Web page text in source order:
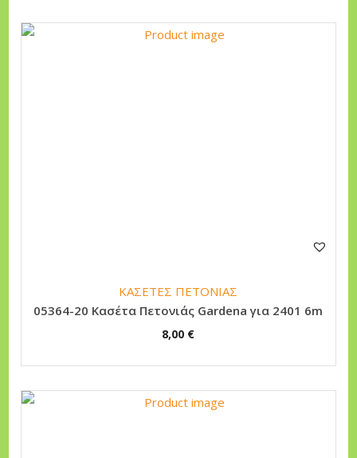
ΚΑΣΕΤΕΣ ΠΕΤΟΝΙΑΣ
05364-20 Κασέτα Πετονιάς Gardena για 2401 6m
8,00 €